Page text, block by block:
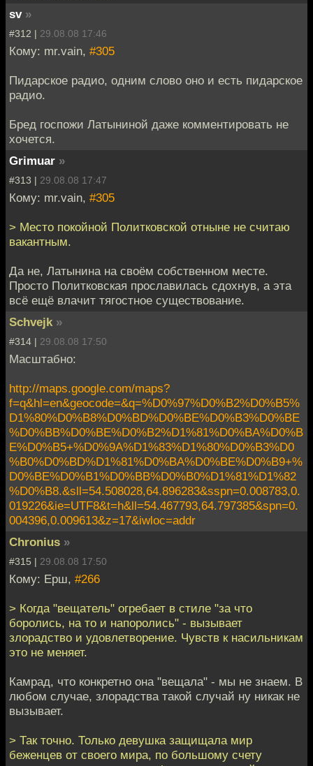
sv »
#312 | 29.08.08 17:46
Кому: mr.vain, #305
Пидарское радио, одним слово оно и есть пидарское
радио.
Бред госпожи Латыниной даже комментировать не
хочется.
Grimuar »
#313 | 29.08.08 17:47
Кому: mr.vain, #305
> Место покойной Политковской отныне не считаю
вакантным.
Да не, Латынина на своём собственном месте.
Просто Политковская прославилась сдохнув, а эта
всё ещё влачит тягостное существование.
Schvejk »
#314 | 29.08.08 17:50
Масштабно:
http://maps.google.com/maps?
f=q&hl=en&geocode=&q=%D0%97%D0%B2%D0%B5%
D1%80%D0%B8%D0%BD%D0%BE%D0%B3%D0%BE
%D0%BB%D0%BE%D0%B2%D1%81%D0%BA%D0%B
E%D0%B5+%D0%9A%D1%83%D1%80%D0%B3%D0
%B0%D0%BD%D1%81%D0%BA%D0%BE%D0%B9+%
D0%BE%D0%B1%D0%BB%D0%B0%D1%81%D1%82
%D0%B8.&sll=54.508028,64.896283&sspn=0.008783,0.
019226&ie=UTF8&t=h&ll=54.467793,64.797385&spn=0.
004396,0.009613&z=17&iwloc=addr
Chronius »
#315 | 29.08.08 17:50
Кому: Ерш, #266
> Когда "вещатель" огребает в стиле "за что
боролись, на то и напоролись" - вызывает
злорадство и удовлетворение. Чувств к насильникам
это не меняет.
Камрад, что конкретно она "вещала" - мы не знаем. В
любом случае, злорадства такой случай ну никак не
вызывает.
> Так точно. Только девушка защищала мир
беженцев от своего мира, по большому счету